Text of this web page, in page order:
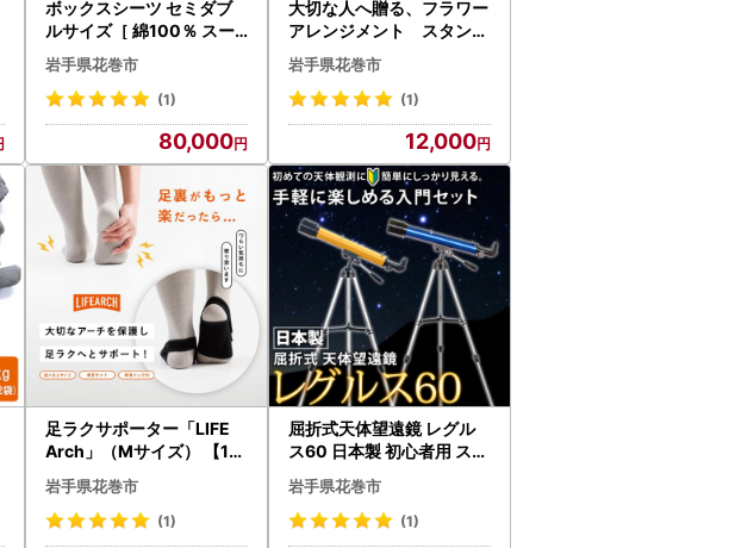
ボックスシーツ セミダブ
ルサイズ［ 綿100％ スー
ピマコットン 抗菌防臭加
工］ 【1314】
岩手県花巻市
(1)
80,000
大切な人へ贈る、フラワー
アレンジメント スタンダ
ード 【1342】
岩手県花巻市
(1)
12,000
足ラクサポーター「LIFE
Arch」（Мサイズ） 【18
00-2】
岩手県花巻市
(1)
屈折式天体望遠鏡 レグル
ス60 日本製 初心者用 スマ
ホ撮影 (カラー：オレンジ
） 【1835-2】
岩手県花巻市
(1)